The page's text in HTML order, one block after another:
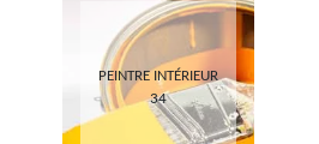
PEINTRE INTÉRIEUR
34